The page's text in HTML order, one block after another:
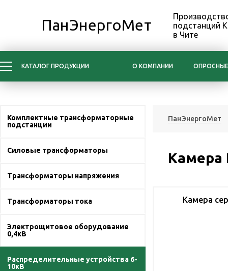
ПанЭнергоМет
подстанций
в Чите
КАТАЛОГ ПРОДУКЦИИ О КОМПАНИИ
Комплектные трансформаторные
подстанции
Силовые трансформаторы
Трансформаторы напряжения
Трансформаторы тока
Электрощитовое оборудование
0,4кВ
Распределительные устройства 6-
10кВ
ПанЭнергоМет
Камера
Камера